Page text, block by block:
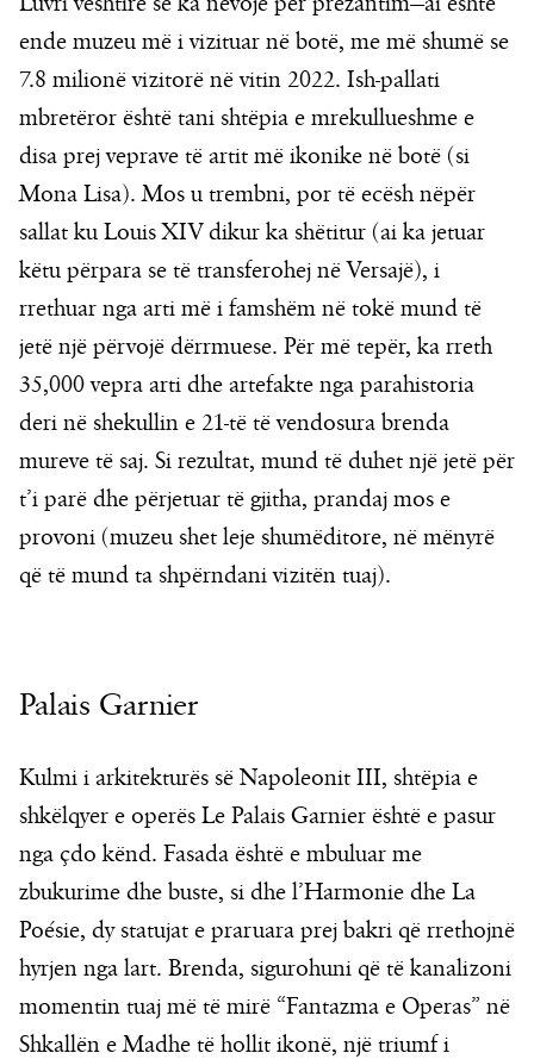
ende muzeu më i vizituar në botë, me më shumë se
7.8 milionë vizitorë në vitin 2022. Ish-pallati
mbretëror është tani shtëpia e mrekullueshme e
disa prej veprave të artit më ikonike në botë (si
Mona Lisa). Mos u trembni, por të ecësh nëpër
sallat ku Louis XIV dikur ka shëtitur (ai ka jetuar
këtu përpara se të transferohej në Versajë), i
rrethuar nga arti më i famshëm në tokë mund të
jetë një përvojë dërrmuese. Për më tepër, ka rreth
35,000 vepra arti dhe artefakte nga parahistoria
deri në shekullin e 21-të të vendosura brenda
mureve të saj. Si rezultat, mund të duhet një jetë për
t’i parë dhe përjetuar të gjitha, prandaj mos e
provoni (muzeu shet leje shumëditore, në mënyrë
që të mund ta shpërndani vizitën tuaj).
Palais Garnier
Kulmi i arkitekturës së Napoleonit III, shtëpia e
shkëlqyer e operës Le Palais Garnier është e pasur
nga çdo kënd. Fasada është e mbuluar me
zbukurime dhe buste, si dhe l’Harmonie dhe La
Poésie, dy statujat e praruara prej bakri që rrethojnë
hyrjen nga lart. Brenda, sigurohuni që të kanalizoni
momentin tuaj më të mirë “Fantazma e Operas” në
Shkallën e Madhe të hollit ikonë, një triumf i